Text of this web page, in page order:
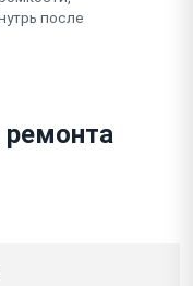
после
ремонта